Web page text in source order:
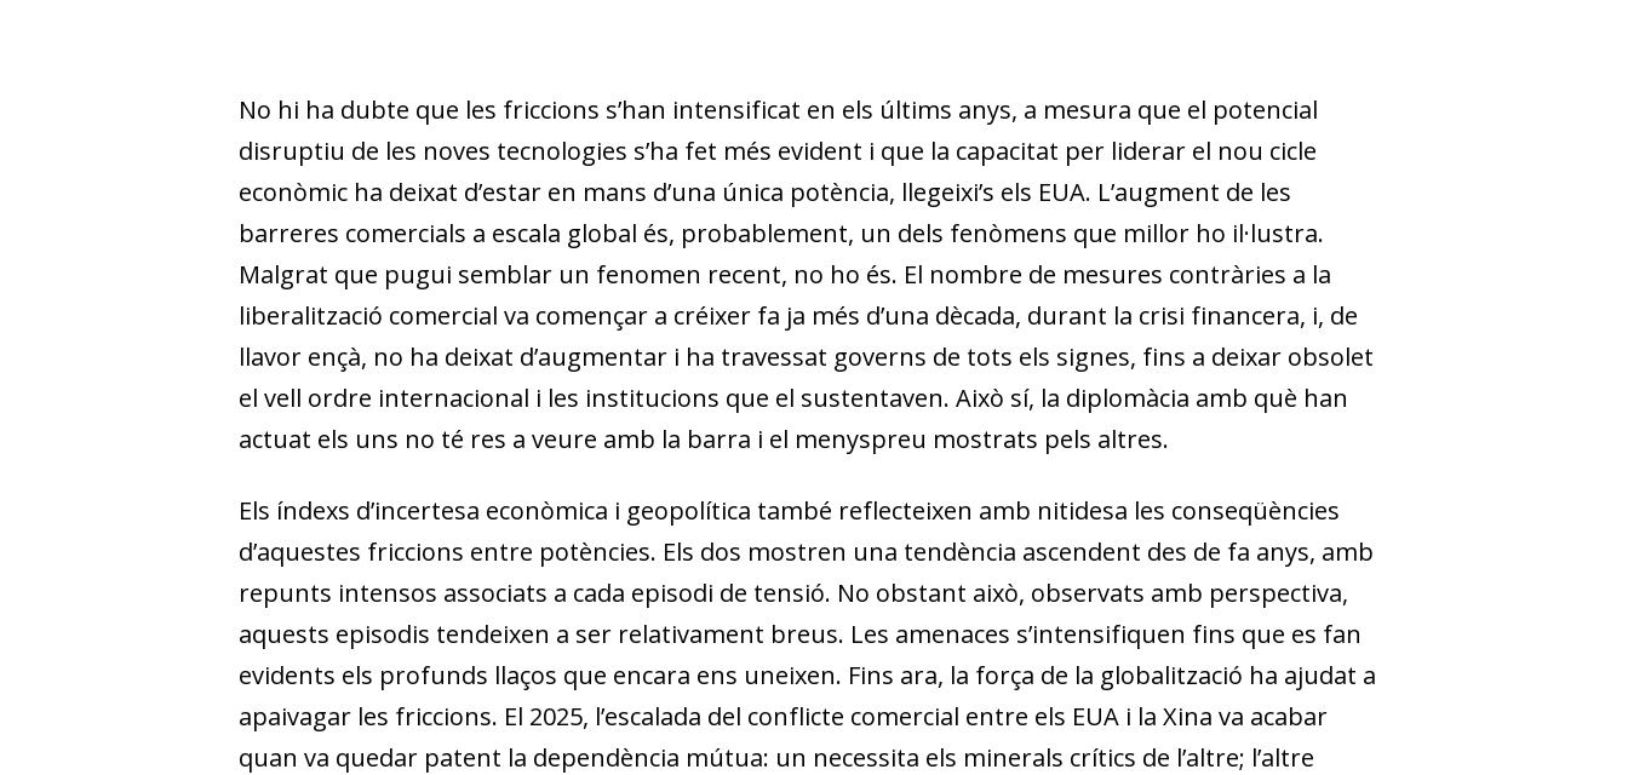
No hi ha dubte que les friccions s’han intensificat en els últims anys, a mesura que el potencial
disruptiu de les noves tecnologies s’ha fet més evident i que la capacitat per liderar el nou cicle
econòmic ha deixat d’estar en mans d’una única potència, llegeixi’s els EUA. L’augment de les
barreres comercials a escala global és, probablement, un dels fenòmens que millor ho il·lustra.
Malgrat que pugui semblar un fenomen recent, no ho és. El nombre de mesures contràries a la
liberalització comercial va començar a créixer fa ja més d’una dècada, durant la crisi financera, i, de
llavor ençà, no ha deixat d’augmentar i ha travessat governs de tots els signes, fins a deixar obsolet
el vell ordre internacional i les institucions que el sustentaven. Això sí, la diplomàcia amb què han
actuat els uns no té res a veure amb la barra i el menyspreu mostrats pels altres.
Els índexs d’incertesa econòmica i geopolítica també reflecteixen amb nitidesa les conseqüències
d’aquestes friccions entre potències. Els dos mostren una tendència ascendent des de fa anys, amb
repunts intensos associats a cada episodi de tensió. No obstant això, observats amb perspectiva,
aquests episodis tendeixen a ser relativament breus. Les amenaces s’intensifiquen fins que es fan
evidents els profunds llaços que encara ens uneixen. Fins ara, la força de la globalització ha ajudat a
apaivagar les friccions. El 2025, l’escalada del conflicte comercial entre els EUA i la Xina va acabar
quan va quedar patent la dependència mútua: un necessita els minerals crítics de l’altre; l’altre